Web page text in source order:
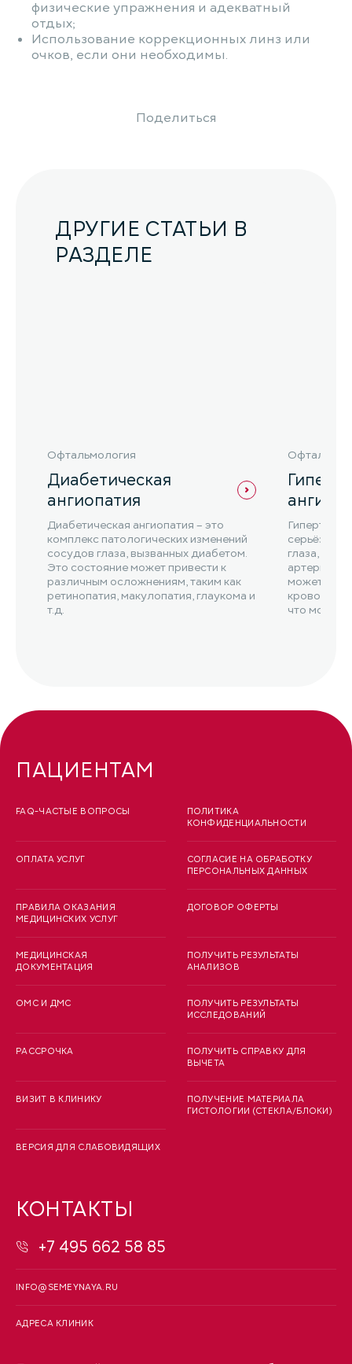
физические упражнения и адекватный
отдых;
Использование коррекционных линз или
очков, если они необходимы.
Поделиться
ДРУГИЕ СТАТЬИ В
РАЗДЕЛЕ
Офтальмология
Диабетическая
ангиопатия
Диабетическая ангиопатия – это
комплекс патологических изменений
сосудов глаза, вызванных диабетом.
Это состояние может привести к
различным осложнениям, таким как
ретинопатия, макулопатия, глаукома и
т.д.
серьёзное
глаза,
может
что может
ПАЦИЕНТАМ
FAQ-ЧАСТЫЕ ВОПРОСЫ
ОПЛАТА УСЛУГ
ПРАВИЛА ОКАЗАНИЯ
МЕДИЦИНСКИХ УСЛУГ
МЕДИЦИНСКАЯ
ДОКУМЕНТАЦИЯ
ОМС И ДМС
РАССРОЧКА
ВИЗИТ В КЛИНИКУ
ВЕРСИЯ ДЛЯ СЛАБОВИДЯЩИХ
ПОЛИТИКА
КОНФИДЕНЦИАЛЬНОСТИ
СОГЛАСИЕ НА ОБРАБОТКУ
ПЕРСОНАЛЬНЫХ ДАННЫХ
ДОГОВОР ОФЕРТЫ
ПОЛУЧИТЬ РЕЗУЛЬТАТЫ
АНАЛИЗОВ
ПОЛУЧИТЬ РЕЗУЛЬТАТЫ
ИССЛЕДОВАНИЙ
ПОЛУЧИТЬ СПРАВКУ ДЛЯ
ВЫЧЕТА
ПОЛУЧЕНИЕ МАТЕРИАЛА
ГИСТОЛОГИИ (СТЕКЛА/БЛОКИ)
КОНТАКТЫ
+7 495 662 58 85
INFO@SEMEYNAYA.RU
АДРЕСА КЛИНИК